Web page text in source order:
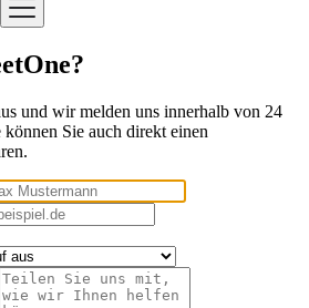
und wir melden uns innerhalb von 24
Sie auch direkt einen